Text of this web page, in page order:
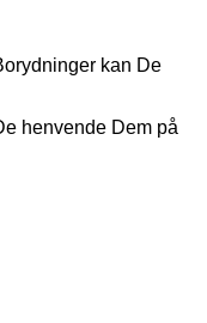
kan De
henvende Dem på